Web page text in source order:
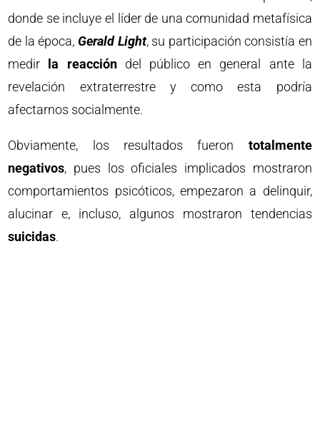
donde se incluye el líder de una comunidad metafísica
de la época, Gerald Light, su participación consistía en
medir la reaccióndel público en general ante la
revelación extraterrestre y como esta podría
afectarnos socialmente.
Obviamente, los resultados fueron totalmente
negativos, pues los oficiales implicados mostraron
comportamientos psicóticos, empezaron a delinquir,
alucinar e, incluso, algunos mostraron tendencias
suicidas.